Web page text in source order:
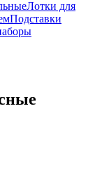
Лотки для
Подставки